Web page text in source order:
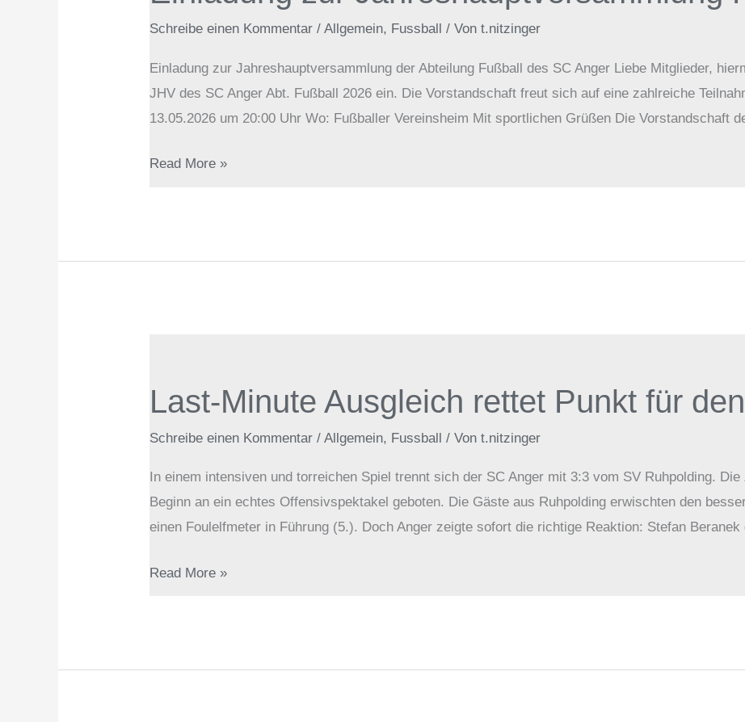
Schreibe einen Kommentar /Allgemein, Fussball / Vont.nitzinger
Einladung zur Jahreshauptversammlung der Abteilung Fußball des SC Anger Liebe Mitglieder,
JHV des SC Anger Abt. Fußball 2026 ein. Die Vorstandschaft freut sich auf eine zahlreiche
13.05.2026 um 20:00 Uhr Wo: Fußballer Vereinsheim Mit sportlichen Grüßen Die Vorstandschaft
2026
Read More »
Last-Minute Ausgleich rettet Punkt für
Schreibe einen Kommentar /Allgemein, Fussball / Vont.nitzinger
In einem intensiven und torreichen Spiel trennt sich der SC Anger mit 3:3 vom SV Ruhpolding.
Beginn an ein echtes Offensivspektakel geboten. Die Gäste aus Ruhpolding erwischten den
einen Foulelfmeter in Führung (5.). Doch Anger zeigte sofort die richtige Reaktion: Stefan Beranek
Ausgleich
Punkt
für
den
SC
Read More »